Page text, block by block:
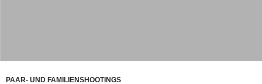
PAAR- UND FAMILIENSHOOTINGS